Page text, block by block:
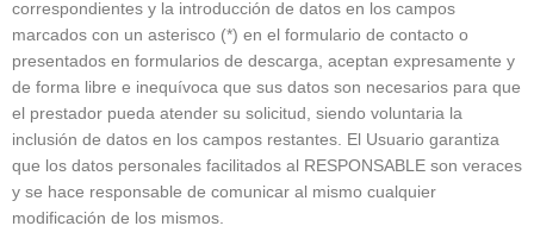
correspondientes y la introducción de datos en los campos
marcados con un asterisco (*) en el formulario de contacto o
presentados en formularios de descarga, aceptan expresamente y
de forma libre e inequívoca que sus datos son necesarios para que
el prestador pueda atender su solicitud, siendo voluntaria la
inclusión de datos en los campos restantes. El Usuario garantiza
que los datos personales facilitados al RESPONSABLE son veraces
y se hace responsable de comunicar al mismo cualquier
modificación de los mismos.